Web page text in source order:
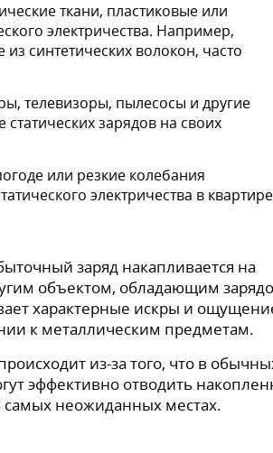
ткани, пластиковые или
электричества. Например,
синтетических волокон, часто
телевизоры, пылесосы и другие
зарядов на своих
или резкие колебания
электричества в
заряд накапливается на
объектом, обладающим
характерные искры и
к металлическим предметам.
из-за того, что в
эффективно отводить
самых неожиданных местах.